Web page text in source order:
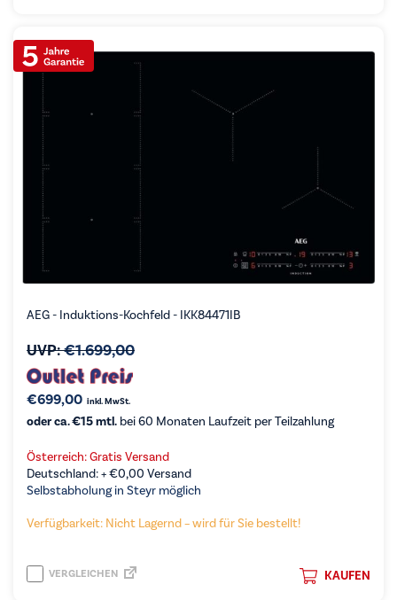
AEG - Induktions-Kochfeld - IKK84471IB
UVP:€1.699,00
€699,00 inkl. MwSt.
oder ca. €15 mtl. bei 60 Monaten Laufzeit per Teilzahlung
Österreich: Gratis Versand
Deutschland: +€0,00 Versand
Selbstabholung in Steyr möglich
Verfügbarkeit: Nicht Lagernd – wird für Sie bestellt!
KAUFEN
VERGLEICHEN